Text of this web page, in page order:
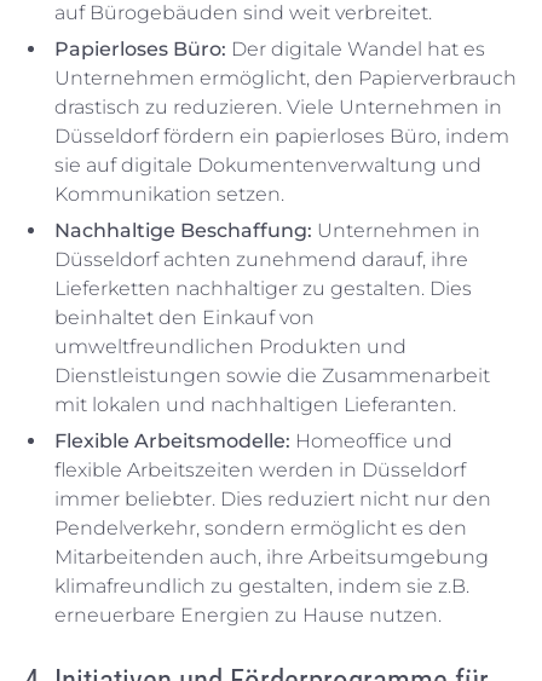
auf Bürogebäuden sind weit verbreitet.
Papierloses Büro: Der digitale Wandel hat es
Unternehmen ermöglicht, den Papierverbrauch
drastisch zu reduzieren. Viele Unternehmen in
Düsseldorf fördern ein papierloses Büro, indem
sie auf digitale Dokumentenverwaltung und
Kommunikation setzen.
Nachhaltige Beschaffung: Unternehmen in
Düsseldorf achten zunehmend darauf, ihre
Lieferketten nachhaltiger zu gestalten. Dies
beinhaltet den Einkauf von
umweltfreundlichen Produkten und
Dienstleistungen sowie die Zusammenarbeit
mit lokalen und nachhaltigen Lieferanten.
Flexible Arbeitsmodelle: Homeoffice und
flexible Arbeitszeiten werden in Düsseldorf
immer beliebter. Dies reduziert nicht nur den
Pendelverkehr, sondern ermöglicht es den
Mitarbeitenden auch, ihre Arbeitsumgebung
klimafreundlich zu gestalten, indem sie z.B.
erneuerbare Energien zu Hause nutzen.